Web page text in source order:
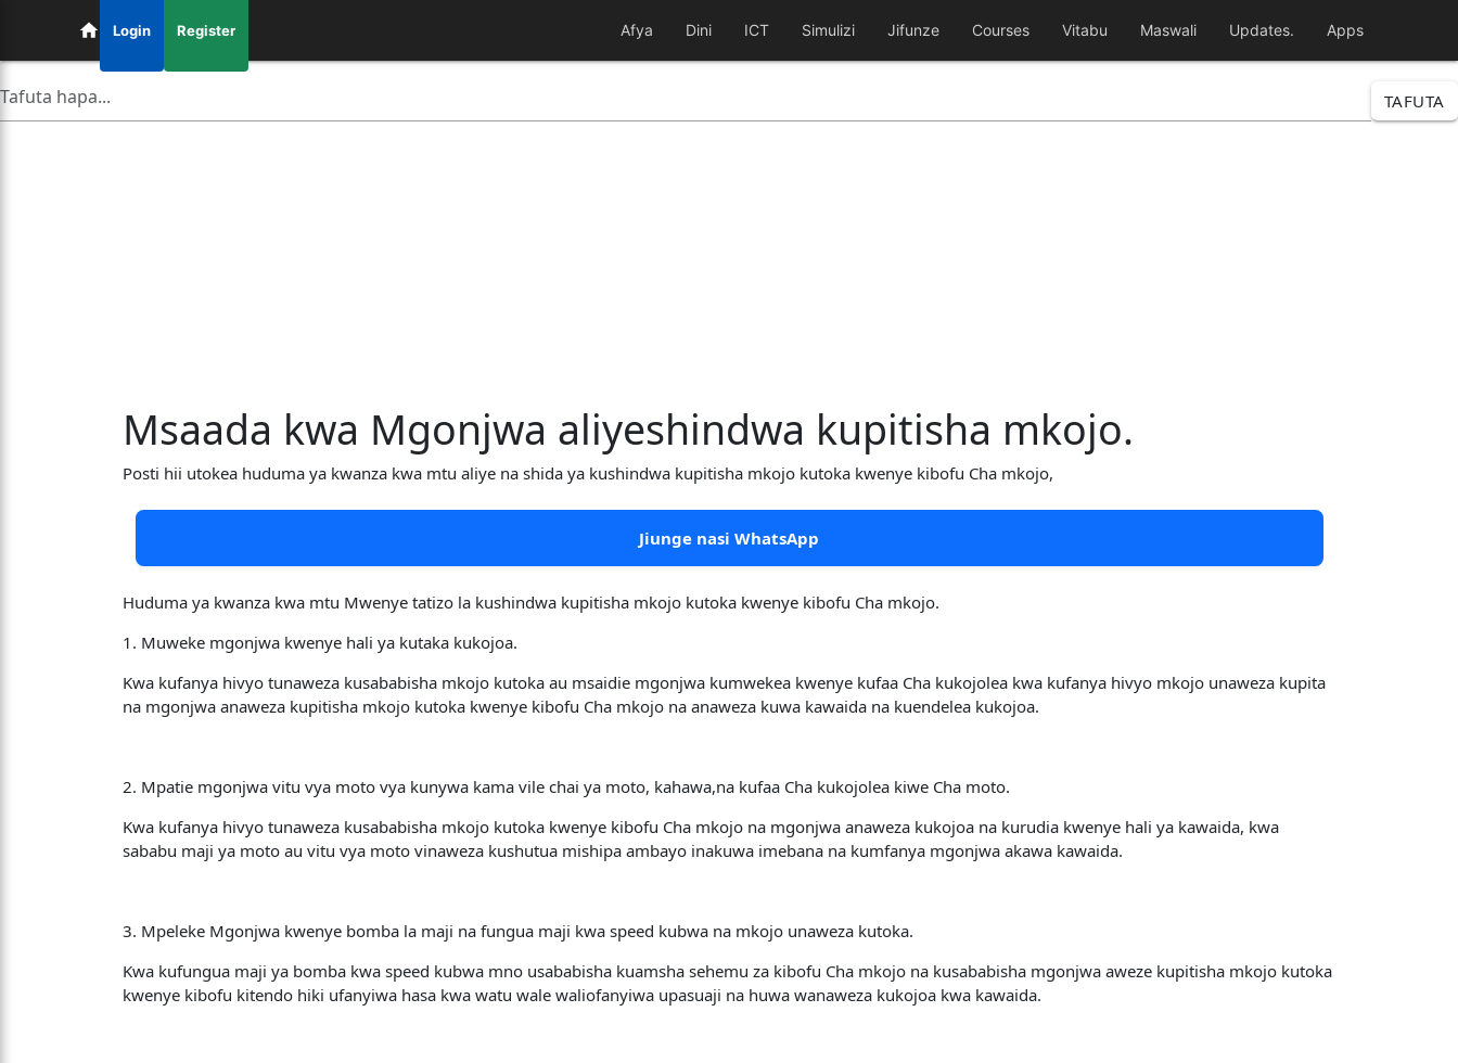
Login Register Afya Dini ICT Simulizi Jifunze Courses Vitabu Maswali Updates. Apps
TAFUTA
Msaada kwa Mgonjwa aliyeshindwa kupitisha mkojo.
Posti hii utokea huduma ya kwanza kwa mtu aliye na shida ya kushindwa kupitisha mkojo kutoka kwenye kibofu Cha mkojo,
Jiunge nasi WhatsApp
Huduma ya kwanza kwa mtu Mwenye tatizo la kushindwa kupitisha mkojo kutoka kwenye kibofu Cha mkojo.
1. Muweke mgonjwa kwenye hali ya kutaka kukojoa.
Kwa kufanya hivyo tunaweza kusababisha mkojo kutoka au msaidie mgonjwa kumwekea kwenye kufaa Cha kukojolea kwa kufanya hivyo mkojo unaweza kupita
na mgonjwa anaweza kupitisha mkojo kutoka kwenye kibofu Cha mkojo na anaweza kuwa kawaida na kuendelea kukojoa.
2. Mpatie mgonjwa vitu vya moto vya kunywa kama vile chai ya moto, kahawa,na kufaa Cha kukojolea kiwe Cha moto.
Kwa kufanya hivyo tunaweza kusababisha mkojo kutoka kwenye kibofu Cha mkojo na mgonjwa anaweza kukojoa na kurudia kwenye hali ya kawaida, kwa
sababu maji ya moto au vitu vya moto vinaweza kushutua mishipa ambayo inakuwa imebana na kumfanya mgonjwa akawa kawaida.
3. Mpeleke Mgonjwa kwenye bomba la maji na fungua maji kwa speed kubwa na mkojo unaweza kutoka.
Kwa kufungua maji ya bomba kwa speed kubwa mno usababisha kuamsha sehemu za kibofu Cha mkojo na kusababisha mgonjwa aweze kupitisha mkojo kutoka
kwenye kibofu kitendo hiki ufanyiwa hasa kwa watu wale waliofanyiwa upasuaji na huwa wanaweza kukojoa kwa kawaida.